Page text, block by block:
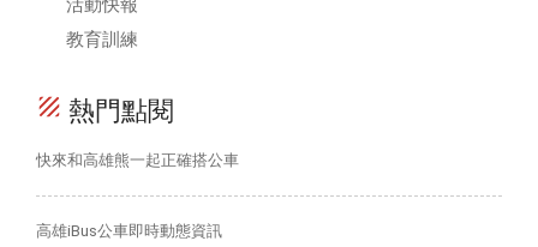
活動快報
教育訓練
texture 熱門點閱
快來和高雄熊一起正確搭公車
高雄iBus公車即時動態資訊